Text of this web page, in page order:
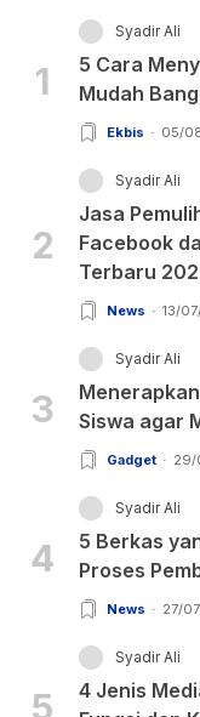
1
Syadir Ali
5 Cara
Mudah
Ekbis 05/
2
Syadir Ali
Jasa
Facebook
Terbaru
News 13/
3
Syadir Ali
Siswa agar
Gadget 29/
4
Syadir Ali
5 Berkas
Proses
News 27/
5
Syadir Ali
4 Jenis